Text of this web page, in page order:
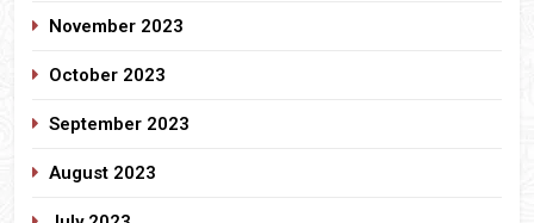
November 2023
October 2023
September 2023
August 2023